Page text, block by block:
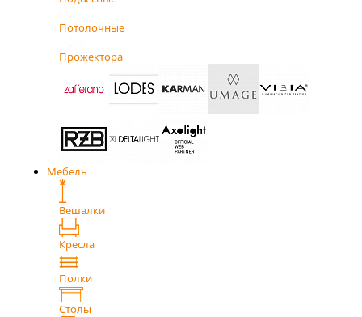
Потолочные
Прожектора
Мебель
Вешалки
Кресла
Полки
Столы